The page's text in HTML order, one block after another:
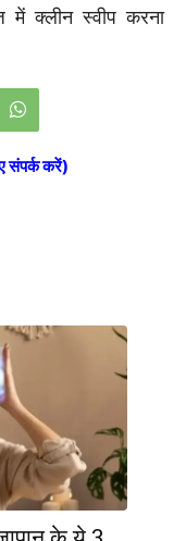
में क्लीन स्वीप करना
संपर्क करें)